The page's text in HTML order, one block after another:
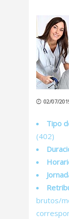
02/07/
Tipo
(402)
brutos/